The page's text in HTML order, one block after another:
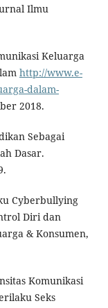
Ilmu
Keluarga
http://www.e-
dalam-
2018.
Sebagai
Dasar.
Cyberbullying
Diri dan
& Konsumen,
Komunikasi
Seks